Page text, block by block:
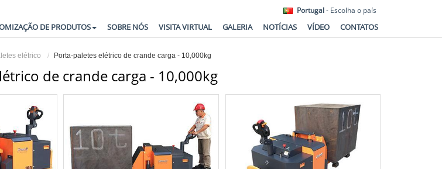
Portugal- Escolha o país
DE PRODUTOS SOBRE NÓS VISITA VIRTUAL GALERIA NOTÍCIAS VÍDEO CONTATOS
elétrico Porta-paletes elétrico de crande carga - 10,000kg
de crande carga - 10,000kg